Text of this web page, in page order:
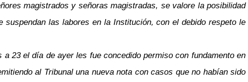
magistrados y señoras magistradas, se valore la posibilidad
las labores en la Institución, con el debido respeto le
23 el día de ayer les fue concedido permiso con fundamento en
al Tribunal una nueva nota con casos que no habían sido